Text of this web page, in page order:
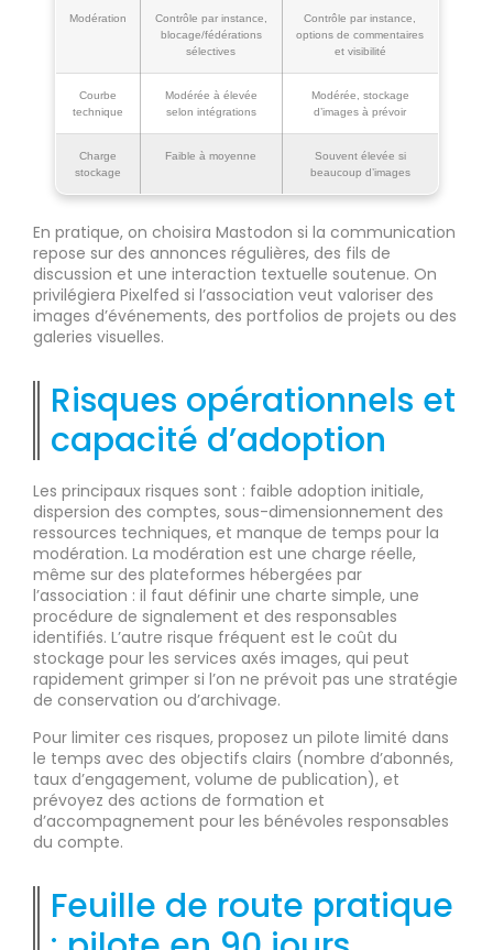
Modération
Contrôle par instance,
blocage/fédérations
sélectives
Contrôle par instance,
options de commentaires
et visibilité
Courbe
technique
Modérée à élevée
selon intégrations
Modérée, stockage
d’images à prévoir
Charge
stockage
Faible à moyenne
Souvent élevée si
beaucoup d’images
En pratique, on choisira Mastodon si la communication
repose sur des annonces régulières, des fils de
discussion et une interaction textuelle soutenue. On
privilégiera Pixelfed si l’association veut valoriser des
images d’événements, des portfolios de projets ou des
galeries visuelles.
Risques opérationnels et
capacité d’adoption
Les principaux risques sont : faible adoption initiale,
dispersion des comptes, sous-dimensionnement des
ressources techniques, et manque de temps pour la
modération. La modération est une charge réelle,
même sur des plateformes hébergées par
l’association : il faut définir une charte simple, une
procédure de signalement et des responsables
identifiés. L’autre risque fréquent est le coût du
stockage pour les services axés images, qui peut
rapidement grimper si l’on ne prévoit pas une stratégie
de conservation ou d’archivage.
Pour limiter ces risques, proposez un pilote limité dans
le temps avec des objectifs clairs (nombre d’abonnés,
taux d’engagement, volume de publication), et
prévoyez des actions de formation et
d’accompagnement pour les bénévoles responsables
du compte.
Feuille de route pratique